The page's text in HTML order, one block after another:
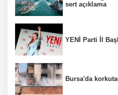
sert açıklama
YENİ Parti İl
Bursa'da